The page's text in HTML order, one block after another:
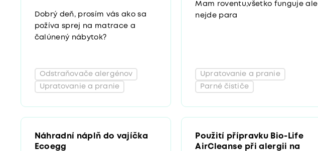
Dobrý deň, prosím vás ako sa
požíva sprej na matrace a
čalúnený nábytok?
Upratovanie a pranie
Odstraňovače alergénov
Mam roventu,všetko funguje ale
nejde para
Parné čističe
Upratovanie a pranie
Náhradní náplň do vajíčka
Ecoegg
Použití přípravku Bio-Life
AirCleanse při alergii na